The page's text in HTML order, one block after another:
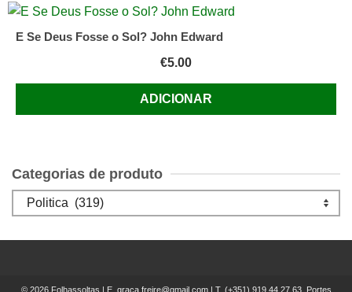
E Se Deus Fosse o Sol? John Edward
€5.00
ADICIONAR
Categorias de produto
© 2026 Folhassoltas | E. graca.freire@gmail.com| T. (+351) 919 44 27 63, Portes